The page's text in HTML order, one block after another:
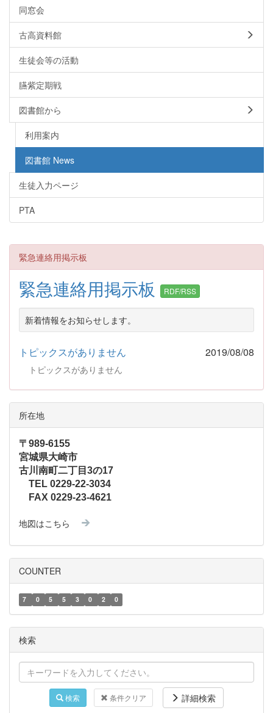
同窓会
古高資料館
生徒会等の活動
臙紫定期戦
図書館から
利用案内
図書館 News
生徒入力ページ
PTA
緊急連絡用掲示板
緊急連絡用掲示板 RDF/RSS
新着情報をお知らせします。
トピックスがありません 2019/08/08
トピックスがありません
所在地
〒989-6155
宮城県大崎市
古川南町二丁目3の17
TEL 0229-22-3034
FAX 0229-23-4621
地図はこちら
COUNTER
7 0 5 5 3 0 2 0
検索
検索 条件クリア 詳細検索